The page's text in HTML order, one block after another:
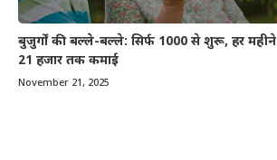
बुजुर्गों की बल्ले-बल्ले: सिर्फ 1000 से शुरू, हर महीने
21 हजार तक कमाई
November 21, 2025